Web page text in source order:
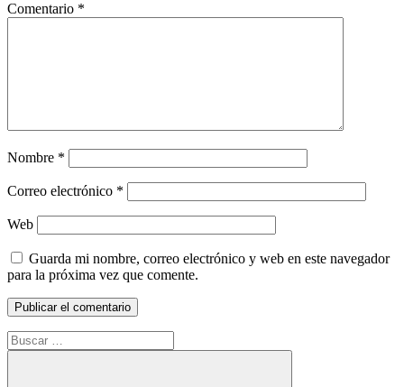
Comentario *
Nombre *
Correo electrónico *
Web
Guarda mi nombre, correo electrónico y web en este navegador
para la próxima vez que comente.
Buscar: